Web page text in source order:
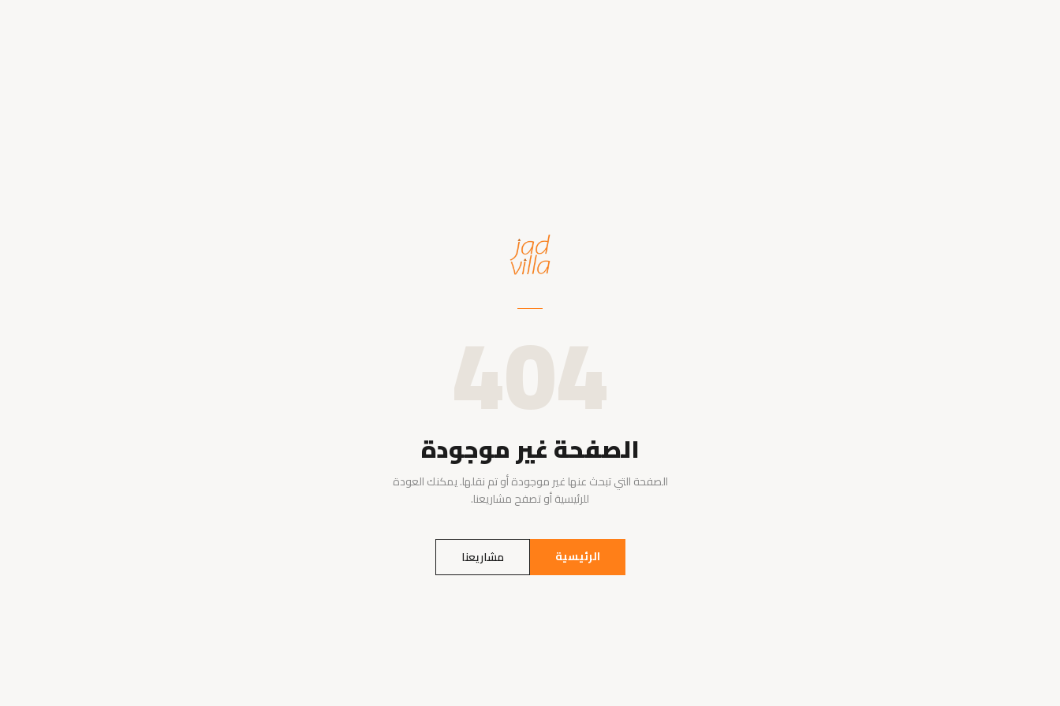
404
الصفحة غير موجودة
الصفحة التي تبحث عنها غير موجودة أو تم نقلها. يمكنك العودة
للرئيسية أو تصفح مشاريعنا.
الرئيسية مشاريعنا